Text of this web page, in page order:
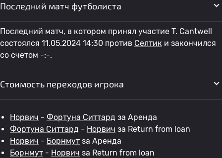
Последний матч футболиста
Последний матч, в котором принял участие T. Cantwell
состоялся 11.05.2024 14:30 против Селтик и закончился
со счетом -:-.
Стоимость переходов игрока
Норвич - Фортуна Ситтард за Аренда
Фортуна Ситтард - Норвич за Return from loan
Норвич - Борнмут за Аренда
Борнмут - Норвич за Return from loan